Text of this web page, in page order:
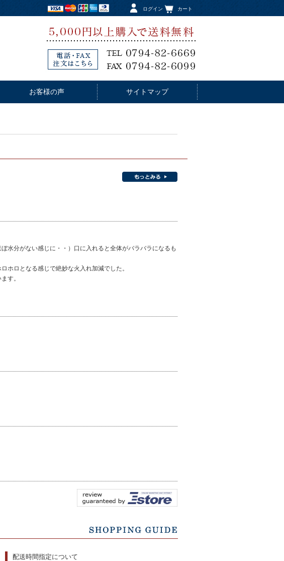
ログイン カート
お客様の声 サイトマップ
水分がない感じに・・）口に入れると全体がバラバラになるも
ホロとなる感じで絶妙な火入れ加減でした。
す。
配送時間指定について